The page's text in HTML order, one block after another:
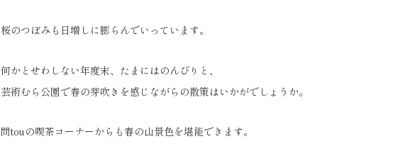
桜のつぼみも日増しに膨らんでいっています。
何かとせわしない年度末、たまにはのんびりと、
芸術むら公園で春の芽吹きを感じながらの散策はいかがでしょうか。
問touの喫茶コーナーからも春の山景色を堪能できます。